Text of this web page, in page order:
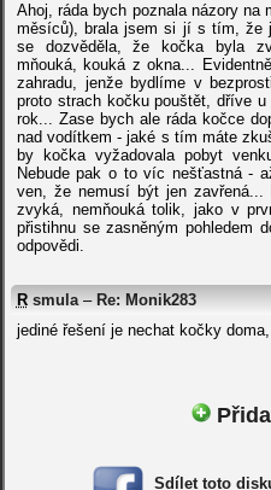
Ahoj, ráda bych poznala názory na
měsíců), brala jsem si jí s tím, že
se dozvěděla, že kočka byla
mňouká, kouká z okna...
zahradu, jenže bydlíme v
proto strach kočku pouštět, dříve
rok... Zase bych ale ráda kočce
nad vodítkem - jaké s tím máte
by kočka vyžadovala pobyt
Nebude pak o to víc nešťastná -
ven, že nemusí být jen
zvyká, nemňouká tolik, jako v
přistihnu se zasněným pohledem
odpovědi.
R smula – Re: Monik283
jediné řešení je nechat kočky
Sdílet toto